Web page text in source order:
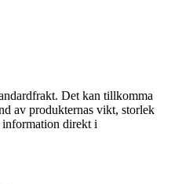
Det kan tillkomma
av produkternas vikt, storlek
information direkt i